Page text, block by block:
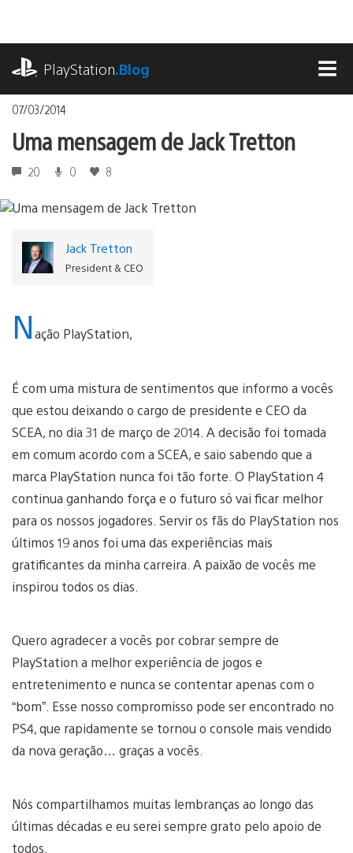
o
conteúdoPlayStation.Blog
07/03/2014
Uma mensagem de Jack Tretton
20 0 8
Jack Tretton
President & CEO
Nação PlayStation,
É com uma mistura de sentimentos que informo a vocês
que estou deixando o cargo de presidente e CEO da
SCEA, no dia 31 de março de 2014. A decisão foi tomada
em comum acordo com a SCEA, e saio sabendo que a
marca PlayStation nunca foi tão forte. O PlayStation 4
continua ganhando força e o futuro só vai ficar melhor
para os nossos jogadores. Servir os fãs do PlayStation nos
últimos 19 anos foi uma das experiências mais
gratificantes da minha carreira. A paixão de vocês me
inspirou todos os dias.
Quero agradecer a vocês por cobrar sempre de
PlayStation a melhor experiência de jogos e
entretenimento e nunca se contentar apenas com o
“bom”. Esse nosso compromisso pode ser encontrado no
PS4, que rapidamente se tornou o console mais vendido
da nova geração… graças a vocês.
Nós compartilhamos muitas lembranças ao longo das
últimas décadas e eu serei sempre grato pelo apoio de
todos.